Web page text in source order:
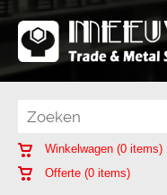
Winkelwagen (0 items)
Offerte (0 items)